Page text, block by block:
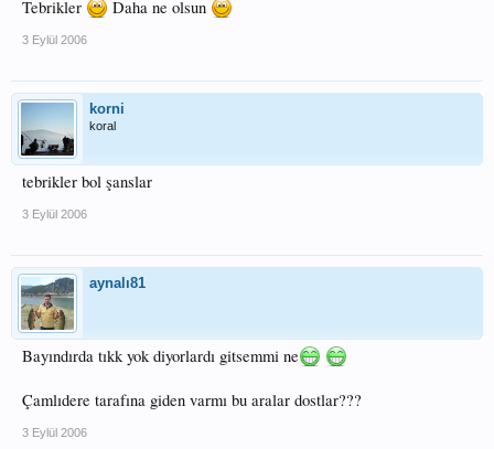
Tebrikler Daha ne olsun
3 Eylül 2006
korni
koral
tebrikler bol şanslar
3 Eylül 2006
aynalı81
Bayındırda tıkk yok diyorlardı gitsemmi ne
Çamlıdere tarafına giden varmı bu aralar dostlar???
3 Eylül 2006